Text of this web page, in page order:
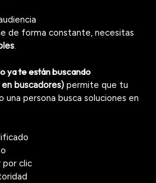
de forma constante, necesitas
.
ya te están buscando
buscadores) permite que tu
una persona busca soluciones en
por clic